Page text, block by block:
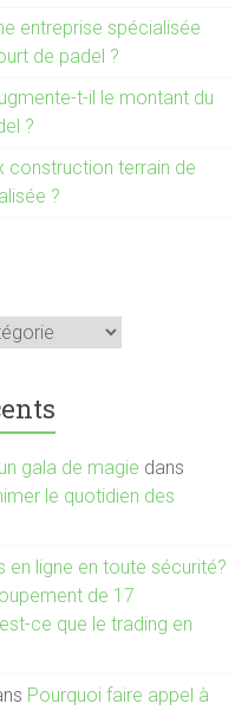
entreprise spécialisée
de padel ?
t-il le montant du
?
construction terrain de
?
gala de magie dans
le quotidien des
ligne en toute sécurité?
de 17
ce que le trading en
Pourquoi faire appel à